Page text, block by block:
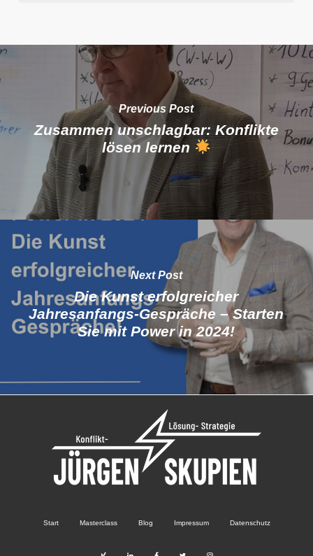
Previous Post
Zusammen unschlagbar: Konflikte
lösen lernen
Next Post
Die Kunst erfolgreicher
Jahresanfangs-Gespräche – Starten
Sie mit Power in 2024!
Start Masterclass Blog Impressum Datenschutz